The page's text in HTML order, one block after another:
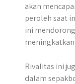
akan
peroleh saat
ini
Rivalitas ini
dalam